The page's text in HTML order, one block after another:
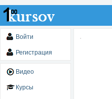
Войти
Регистрация
Видео
Курсы